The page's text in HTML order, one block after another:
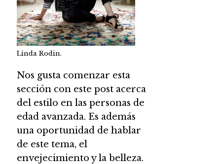
Linda Rodin.
Nos gusta comenzar esta
sección con este post acerca
del estilo en las personas de
edad avanzada. Es además
una oportunidad de hablar
de este tema, el
envejecimiento y la belleza.